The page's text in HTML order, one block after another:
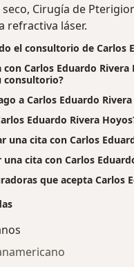
Cirugía de
refractiva láser.
el consultorio de Carlos
Carlos Eduardo
consultorio?
a Carlos Eduardo
Eduardo Rivera
una cita con Carlos
cita con Carlos
que acepta Carlos